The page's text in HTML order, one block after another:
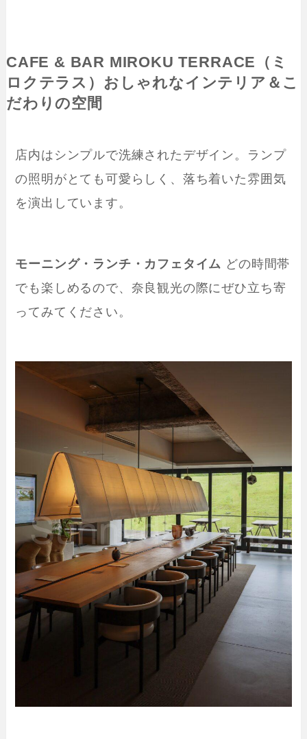
CAFE & BAR MIROKU TERRACE（ミ
ロクテラス） おしゃれなインテリア＆こ
だわりの空間
店内はシンプルで洗練されたデザイン。ランプ
の照明がとても可愛らしく、落ち着いた雰囲気
を演出しています。
モーニング・ランチ・カフェタイム どの時間帯
でも楽しめるので、奈良観光の際にぜひ立ち寄
ってみてください。